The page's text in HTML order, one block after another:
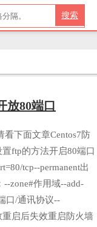
搜索
放80端口
看下面文章Centos7防
ftp的方法开启80端口
tcp--permanent出
--zone#作用域--add-
口/通讯协议--
重启后失效重启防火墙